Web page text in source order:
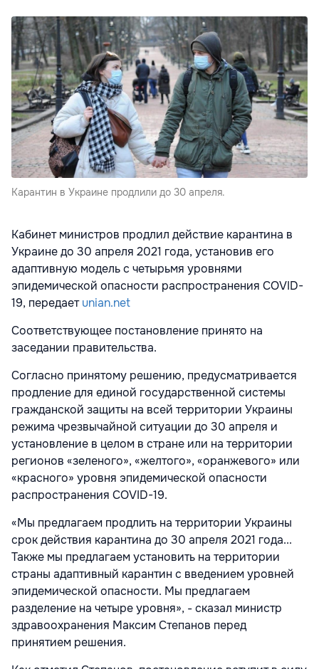
Карантин в Украине продлили до 30 апреля.
Кабинет министров продлил действие карантина в
Украине до 30 апреля 2021 года, установив его
адаптивную модель с четырьмя уровнями
эпидемической опасности распространения COVID-
19, передаетunian.net
Соответствующее постановление принято на
заседании правительства.
Согласно принятому решению, предусматривается
продление для единой государственной системы
гражданской защиты на всей территории Украины
режима чрезвычайной ситуации до 30 апреля и
установление в целом в стране или на территории
регионов «зеленого», «желтого», «оранжевого» или
«красного» уровня эпидемической опасности
распространения COVID-19.
«Мы предлагаем продлить на территории Украины
срок действия карантина до 30 апреля 2021 года...
Также мы предлагаем установить на территории
страны адаптивный карантин с введением уровней
эпидемической опасности. Мы предлагаем
разделение на четыре уровня», - сказал министр
здравоохранения Максим Степанов перед
принятием решения.